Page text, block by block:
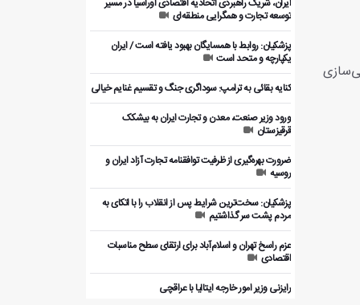
ایران، شریک راهبردی اتحادیه اقتصادی اوراسیا در مسیر
توسعه تجارت و همگرایی منطقه‌ای
پزشکیان: روابط با همسایگان بهبود یافته است / ایران
یکپارچه و متحد است
کنایه بقائی به ترامپ: سوداگری جنگ و تقسیم غنایم خیالی
ورود وزیر صنعت، معدن و تجارت ایران به بیشکک
قرقیزستان
ضرورت بهره‌گیری از ظرفیت توافقنامه تجارت آزاد ایران و
روسیه
پزشکیان: سخت‌ترین شرایط پس از انقلاب را با اتکای به
مردم پشت سر گذاشتیم
عزم راسخ تهران و اسلام‌آباد برای ارتقای سطح مناسبات
اقتصادی
رایزنی وزیر امور خارجه ایتالیا با عراقچی